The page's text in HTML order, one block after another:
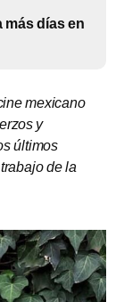
más días en
mexicano
y
últimos
de la